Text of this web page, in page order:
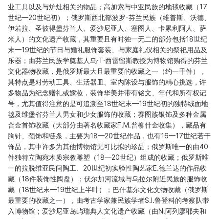
业工具以及与炉灶相关的物品；高加索与中亚民族的地毯收藏（17
世纪—20世纪初）；俄罗斯西北部波罗-芬兰民族（维普斯、沃德、
伊若拉、圣彼得堡芬兰人、爱沙尼亚人、塞图人、卡累利阿人、萨
米人）的文化遗产收藏，其重要且有时独一无二的部分包括18世纪
末—19世纪的节日与婚礼服饰套装、与家庭礼仪相关的祭祀用品及
乐器；由芬兰民族学奠基人乌·T·西雷留斯教授为博物馆购得的芬兰
文化器物收藏，是俄罗斯最大且最重要的收藏之一（约一千件），
其特点是对劳动工具、生活器皿、室内陈设与服饰的精心挑选，许
多物品为纪念赠礼或嫁妆，装饰华美并带有铭文、年代和所有权记
号，尤其值得注意的是可追溯至18世纪末—19世纪初的独特绒面地
毯及维堡省芬兰人男女和少女服饰的收藏；赛图族银饰及多种金属
合金首饰收藏（大部分由著名收藏家F.M.普柳什金收集），藏品有
胸针、颈饰和链条，主要为18—20世纪作品，也有16—17世纪若干
饰品，其中许多为其他博物馆无可比拟的珍品；俄罗斯唯一的由40
件独特立陶宛木质宗教雕塑（18—20世纪）组成的收藏；俄罗斯唯
一的拉脱维亚民间陶工、20世纪初实验性陶艺家E.德兰达的作品收
藏（18件装饰性陶盘）；伏尔加河流域与乌拉尔附近民族的服饰收
藏（18世纪末—19世纪上半叶）；巴什基尔文化文物收藏（俄罗斯
最重要的收藏之一），由考古学家兼民族学者S.I.鲁登科的考察队带
入博物馆；爱沙尼亚岛屿瑞典人文化遗产收藏（由N.阿列廖耶夫和